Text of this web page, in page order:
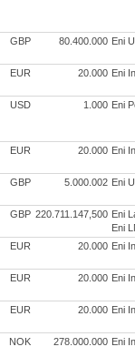
GBP 80.400.000 Eni
EUR 20.000 Eni
USD 1.000 Eni
EUR 20.000 Eni
GBP 5.000.002 Eni
GBP 220.711.147,500 Eni
Eni
EUR 20.000 Eni
EUR 20.000 Eni
EUR 20.000 Eni
NOK 278.000.000 Eni